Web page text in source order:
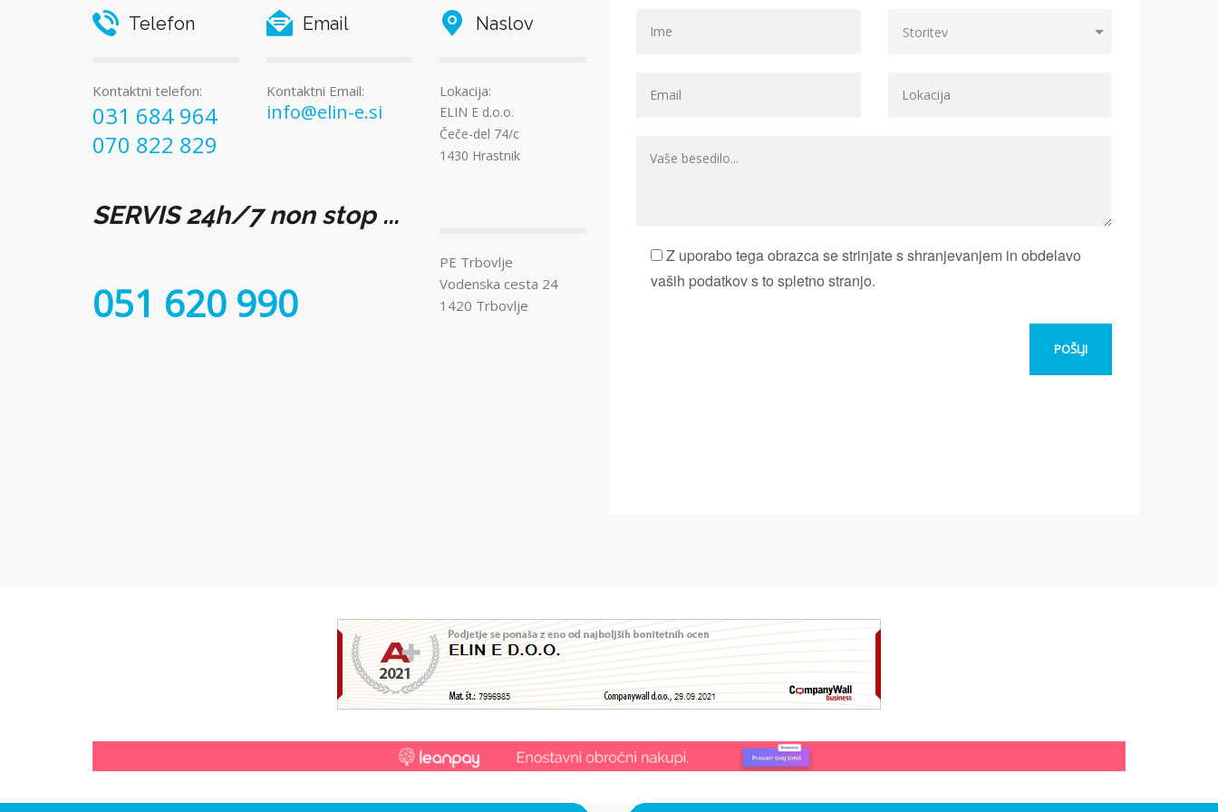
Telefon
Kontaktni telefon:
031 684 964
070 822 829
Email
Kontaktni Email:
info@elin-e.si
Naslov
Lokacija:
ELIN E d.o.o.
Čeče-del 74/c
1430 Hrastnik
SERVIS 24h/7 non stop ...
051 620 990
PE Trbovlje
Vodenska cesta 24
1420 Trbovlje
Z uporabo tega obrazca se strinjate s shranjevanjem in obdelavo
vaših podatkov s to spletno stranjo.